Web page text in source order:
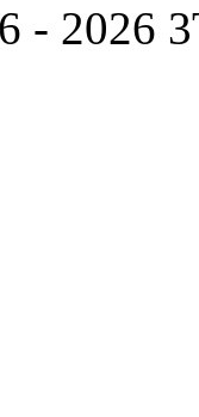
- 2026